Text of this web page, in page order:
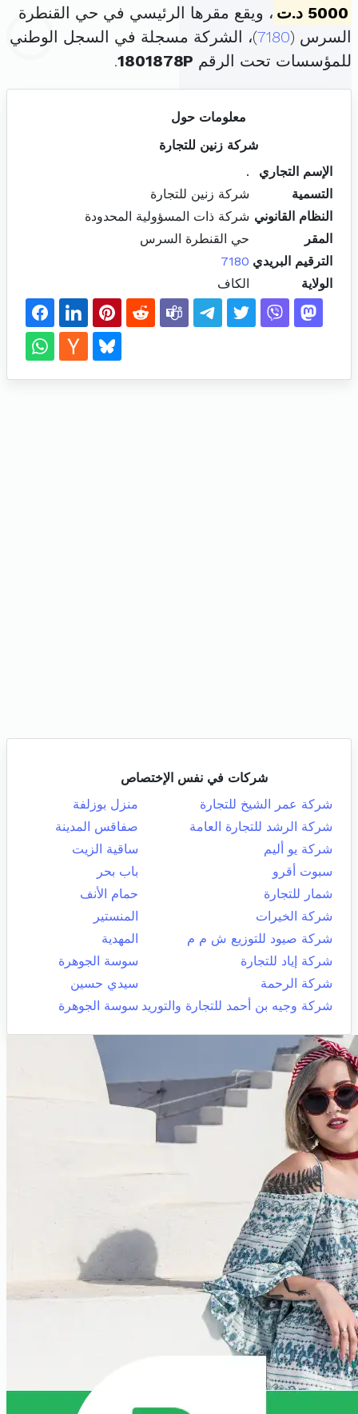
5000 د.ت
، ويقع مقرها الرئيسي في حي القنطرة
السرس (7180)، الشركة مسجلة في السجل الوطني
للمؤسسات تحت الرقم 1801878P
.
معلومات حول
شركة زنين للتجارة
الإسم التجاري
.
التسمية
شركة زنين للتجارة
النظام القانوني شركة ذات المسؤولية المحدودة
المقر
حي القنطرة السرس
الترقيم البريدي 7180
الولاية
الكاف
شركات في نفس الإختصاص
شركة عمر الشيخ للتجارة
منزل بوزلفة
شركة الرشد للتجارة العامة
صفاقس المدينة
شركة يو أليم
ساقية الزيت
سبوت أقرو
باب بحر
شمار للتجارة
حمام الأنف
شركة الخيرات
المنستير
شركة صيود للتوزيع ش م م
المهدية
شركة إياد للتجارة
سوسة الجوهرة
شركة الرحمة
سيدي حسين
شركة وجيه بن أحمد للتجارة والتوريد سوسة الجوهرة